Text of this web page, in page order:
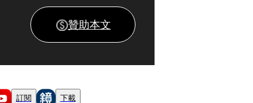
贊助本文
訂閱 下載